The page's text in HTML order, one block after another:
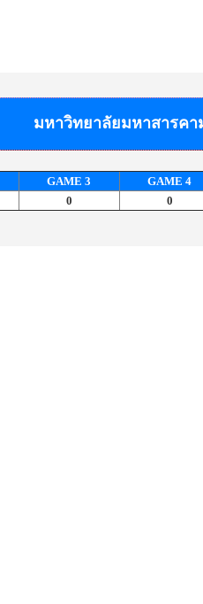
มหาวิทยาลัยมหาสารคา
GAME 3 GAME 4
0 0